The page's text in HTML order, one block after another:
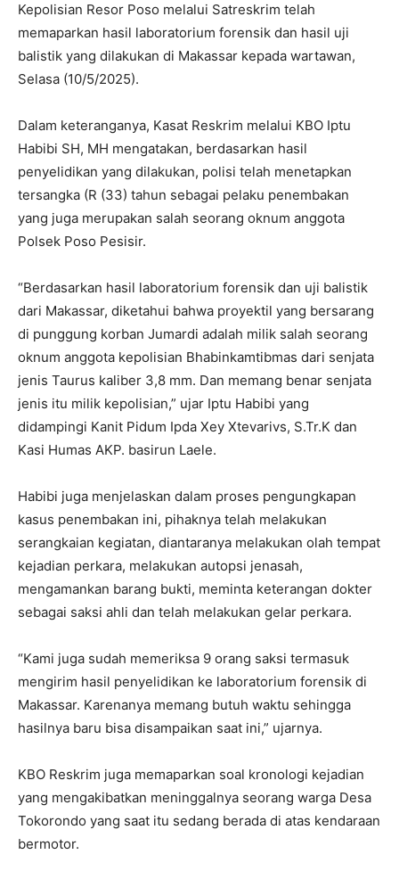
Kepolisian Resor Poso melalui Satreskrim telah
memaparkan hasil laboratorium forensik dan hasil uji
balistik yang dilakukan di Makassar kepada wartawan,
Selasa (10/5/2025).
Dalam keteranganya, Kasat Reskrim melalui KBO Iptu
Habibi SH, MH mengatakan, berdasarkan hasil
penyelidikan yang dilakukan, polisi telah menetapkan
tersangka (R (33) tahun sebagai pelaku penembakan
yang juga merupakan salah seorang oknum anggota
Polsek Poso Pesisir.
“Berdasarkan hasil laboratorium forensik dan uji balistik
dari Makassar, diketahui bahwa proyektil yang bersarang
di punggung korban Jumardi adalah milik salah seorang
oknum anggota kepolisian Bhabinkamtibmas dari senjata
jenis Taurus kaliber 3,8 mm. Dan memang benar senjata
jenis itu milik kepolisian,” ujar Iptu Habibi yang
didampingi Kanit Pidum Ipda Xey Xtevarivs, S.Tr.K dan
Kasi Humas AKP. basirun Laele.
Habibi juga menjelaskan dalam proses pengungkapan
kasus penembakan ini, pihaknya telah melakukan
serangkaian kegiatan, diantaranya melakukan olah tempat
kejadian perkara, melakukan autopsi jenasah,
mengamankan barang bukti, meminta keterangan dokter
sebagai saksi ahli dan telah melakukan gelar perkara.
“Kami juga sudah memeriksa 9 orang saksi termasuk
mengirim hasil penyelidikan ke laboratorium forensik di
Makassar. Karenanya memang butuh waktu sehingga
hasilnya baru bisa disampaikan saat ini,” ujarnya.
KBO Reskrim juga memaparkan soal kronologi kejadian
yang mengakibatkan meninggalnya seorang warga Desa
Tokorondo yang saat itu sedang berada di atas kendaraan
bermotor.